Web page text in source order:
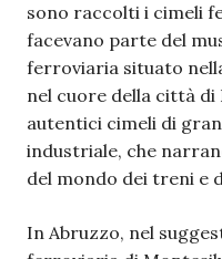
sono raccolti i cimeli
facevano parte del
ferroviaria situato
nel cuore della città
autentici cimeli di
industriale, che
del mondo dei treni e
In Abruzzo, nel